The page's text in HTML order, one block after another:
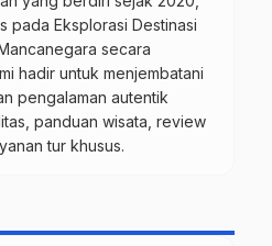
pada Eksplorasi Destinasi
secara
hadir untuk menjembatani
pengalaman autentik
panduan wisata, review
tur khusus.